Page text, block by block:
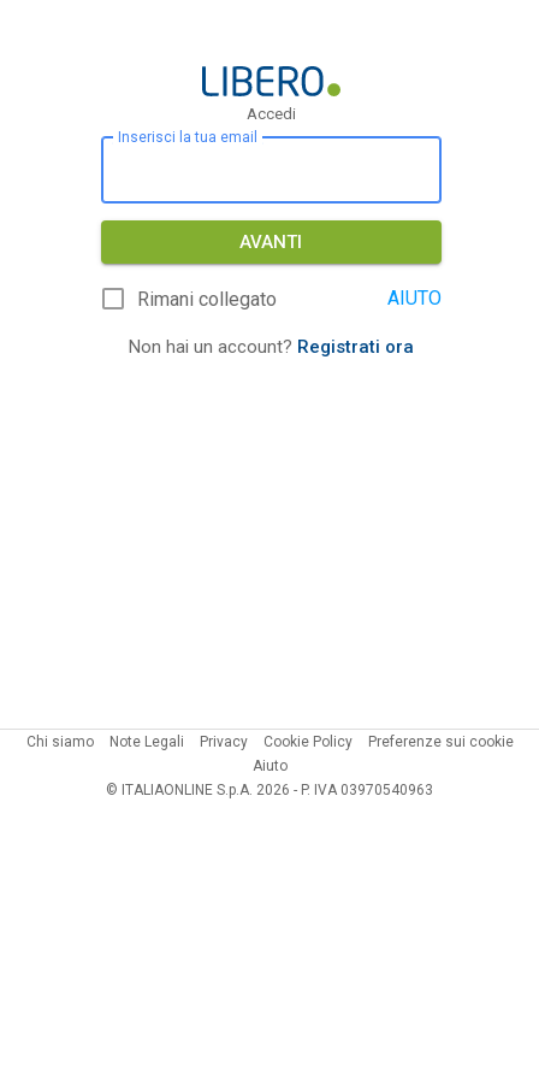
Accedi
Inserisci la tua email
AVANTI
Rimani collegato AIUTO
Non hai un account? Registrati ora
Chi siamo Note Legali Privacy Cookie Policy
Preferenze sui cookie
Aiuto
© ITALIAONLINE S.p.A. 2026 - P. IVA 03970540963